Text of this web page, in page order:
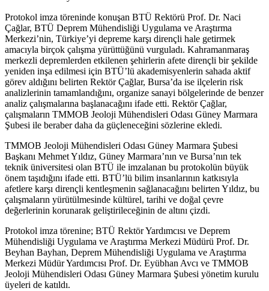
Protokol imza töreninde konuşan BTÜ Rektörü Prof. Dr. Naci
Çağlar, BTÜ Deprem Mühendisliği Uygulama ve Araştırma
Merkezi’nin, Türkiye’yi depreme karşı dirençli hale getirmek
amacıyla birçok çalışma yürüttüğünü vurguladı. Kahramanmaraş
merkezli depremlerden etkilenen şehirlerin afete dirençli bir şekilde
yeniden inşa edilmesi için BTÜ’lü akademisyenlerin sahada aktif
görev aldığını belirten Rektör Çağlar, Bursa’da ise ilçelerin risk
analizlerinin tamamlandığını, organize sanayi bölgelerinde de benzer
analiz çalışmalarına başlanacağını ifade etti. Rektör Çağlar,
çalışmaların TMMOB Jeoloji Mühendisleri Odası Güney Marmara
Şubesi ile beraber daha da güçleneceğini sözlerine ekledi.
TMMOB Jeoloji Mühendisleri Odası Güney Marmara Şubesi
Başkanı Mehmet Yıldız, Güney Marmara’nın ve Bursa’nın tek
teknik üniversitesi olan BTÜ ile imzalanan bu protokolün büyük
önem taşıdığını ifade etti. BTÜ’lü bilim insanlarının katkısıyla
afetlere karşı dirençli kentleşmenin sağlanacağını belirten Yıldız, bu
çalışmaların yürütülmesinde kültürel, tarihi ve doğal çevre
değerlerinin korunarak geliştirileceğinin de altını çizdi.
Protokol imza törenine; BTÜ Rektör Yardımcısı ve Deprem
Mühendisliği Uygulama ve Araştırma Merkezi Müdürü Prof. Dr.
Beyhan Bayhan, Deprem Mühendisliği Uygulama ve Araştırma
Merkezi Müdür Yardımcısı Prof. Dr. Eyübhan Avcı ve TMMOB
Jeoloji Mühendisleri Odası Güney Marmara Şubesi yönetim kurulu
üyeleri de katıldı.